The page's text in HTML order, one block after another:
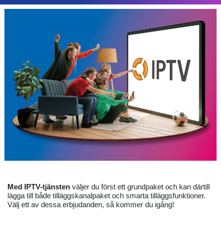
Med IPTV-tjänsten väljer du först ett grundpaket och kan därtill
lägga till både tilläggskanalpaket och smarta tilläggsfunktioner.
Välj ett av dessa erbjudanden, så kommer du igång!